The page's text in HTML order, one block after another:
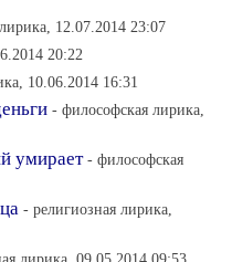
12.07.2014 23:07
20:22
10.06.2014 16:31
- философская лирика,
умирает - философская
- религиозная лирика,